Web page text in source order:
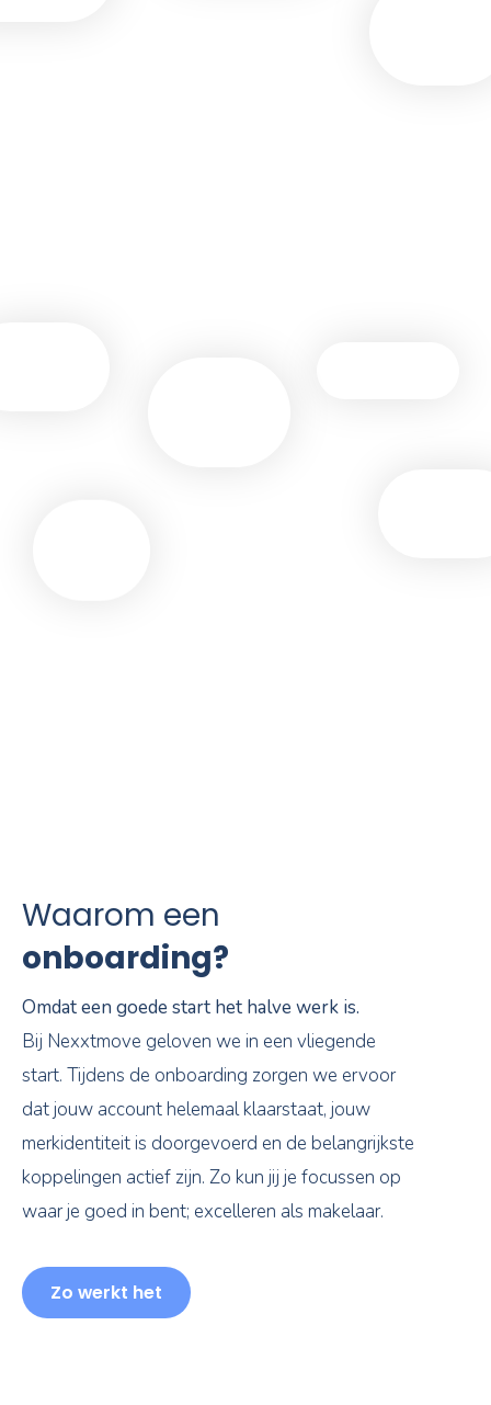
Waarom een
onboarding?
Omdat een goede start het halve werk is.
Bij Nexxtmove geloven we in een vliegende
start. Tijdens de onboarding zorgen we ervoor
dat jouw account helemaal klaarstaat, jouw
merkidentiteit is doorgevoerd en de belangrijkste
koppelingen actief zijn. Zo kun jij je focussen op
waar je goed in bent; excelleren als makelaar.
Zo werkt het